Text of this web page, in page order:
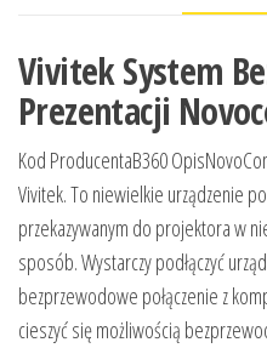
Vivitek System
Prezentacji
Kod ProducentaB360
Vivitek. To niewielkie urządzenie
przekazywanym do projektora w
sposób. Wystarczy podłączyć
bezprzewodowe połączenie z
cieszyć się możliwością